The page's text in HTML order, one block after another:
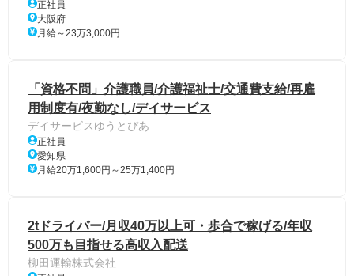
正社員
大阪府
月給～23万3,000円
「資格不問」介護職員/介護福祉士/交通費支給/再雇
用制度有/夜勤なし/デイサービス
デイサービスゆうとぴあ
正社員
愛知県
月給20万1,600円～25万1,400円
2tドライバー/月収40万以上可・歩合で稼げる/年収
500万も目指せる高収入配送
柳田運輸株式会社